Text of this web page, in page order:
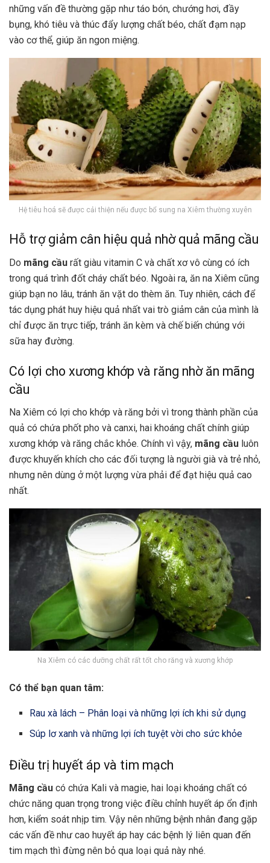
những vấn đề thường gặp như táo bón, chướng hơi, đầy
bụng, khó tiêu và thúc đẩy lượng chất béo, chất đạm nạp
vào cơ thể, giúp ăn ngon miệng.
Hệ tiêu hoá sẽ được cải thiện nếu được bổ sung na Xiêm thường xuyên
Hỗ trợ giảm cân hiệu quả nhờ quả mãng cầu
Do mãng cầu rất giàu vitamin C và chất xơ vô cùng có ích
trong quá trình đốt cháy chất béo. Ngoài ra, ăn na Xiêm cũng
giúp bạn no lâu, tránh ăn vặt do thèm ăn. Tuy nhiên, cách để
tác dụng phát huy hiệu quả nhất vai trò giảm cân của mình là
chỉ được ăn trực tiếp, tránh ăn kèm và chế biến chúng với
sữa hay đường.
Có lợi cho xương khớp và răng nhờ ăn mãng
cầu
Na Xiêm có lợi cho khớp và răng bởi vì trong thành phần của
quả có chứa phốt pho và canxi, hai khoáng chất chính giúp
xương khớp và răng chắc khỏe. Chính vì vậy, mãng cầu luôn
được khuyến khích cho các đối tượng là người già và trẻ nhỏ,
nhưng nên dùng ở một lượng vừa phải để đạt hiệu quả cao
nhất.
Na Xiêm có các dưỡng chất rất tốt cho răng và xương khớp
Có thể bạn quan tâm:
Rau xà lách – Phân loại và những lợi ích khi sử dụng
Súp lơ xanh và những lợi ích tuyệt vời cho sức khỏe
Điều trị huyết áp và tim mạch
Mãng cầu có chứa Kali và magie, hai loại khoáng chất có
chức năng quan trọng trong việc điều chỉnh huyết áp ổn định
hơn, kiểm soát nhịp tim. Vậy nên những bệnh nhân đang gặp
các vấn đề như cao huyết áp hay các bệnh lý liên quan đến
tim mạch thì đừng nên bỏ qua loại quả này nhé.